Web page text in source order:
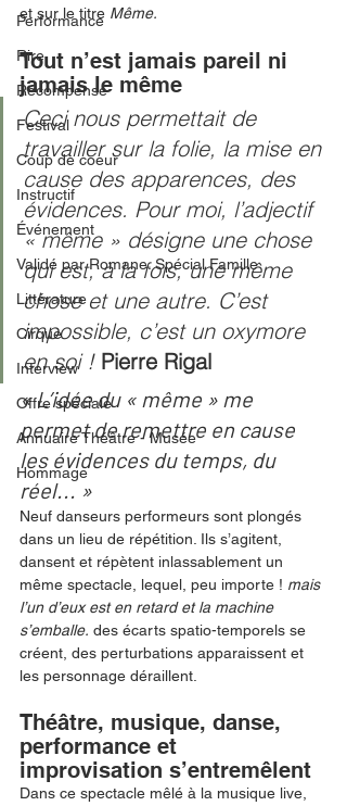
Performance
Rire
Récompense
Festival
Coup de coeur
Instructif
Événement
Validé par Romane. Spécial Famille
Littérature
Cirque
Interview
Offre spéciale
Annuaire Théâtre - Musée
Hommage
et sur le titre Même.
Tout n’est jamais pareil ni
jamais le même
Ceci nous permettait de
travailler sur la folie, la mise en
cause des apparences, des
évidences. Pour moi, l’adjectif
« même » désigne une chose
qui est, à la fois, une même
chose et une autre. C’est
impossible, c’est un oxymore
en soi ! Pierre Rigal
« L’idée du « même » me
permet de remettre en cause
les évidences du temps, du
réel... »
Neuf danseurs performeurs sont plongés
dans un lieu de répétition. Ils s’agitent,
dansent et répètent inlassablement un
même spectacle, lequel, peu importe ! mais
l’un d’eux est en retard et la machine
s’emballe. des écarts spatio-temporels se
créent, des perturbations apparaissent et
les personnage déraillent.
Théâtre, musique, danse,
performance et
improvisation s’entremêlent
Dans ce spectacle mêlé à la musique live,